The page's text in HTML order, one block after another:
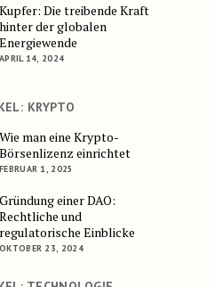
Kupfer: Die treibende Kraft
hinter der globalen
Energiewende
APRIL 14, 2024
KRYPTO
Wie man eine Krypto-
Börsenlizenz einrichtet
FEBRUAR 1, 2025
Gründung einer DAO:
Rechtliche und
regulatorische Einblicke
OKTOBER 23, 2024